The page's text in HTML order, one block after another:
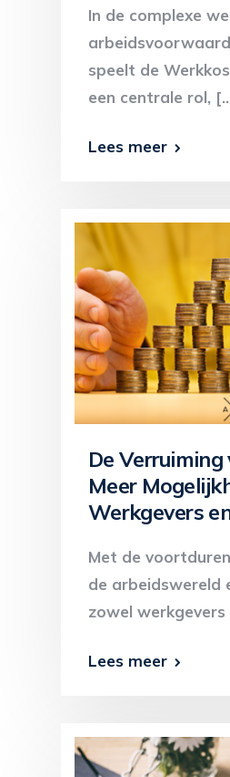
In de complexe
speelt de
een centrale rol,
Lees meer
De Verruiming
Meer
Werkgevers
Met de
de arbeidswereld
zowel
Lees meer